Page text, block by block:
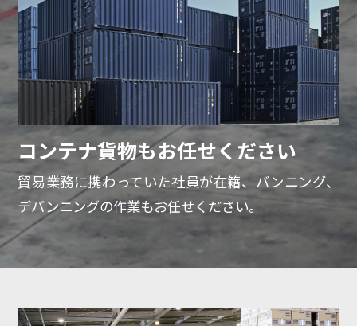
コンテナ貨物もお任せください
貿易業務に携わっていた社員が在籍、バンニング、
デバンニングの作業もお任せください。